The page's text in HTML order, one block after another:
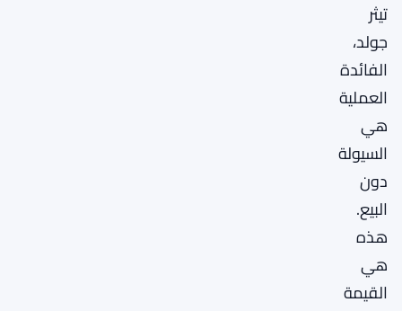
تيثر
جولد،
الفائدة
العملية
هي
السيولة
دون
البيع.
هذه
هي
القيمة